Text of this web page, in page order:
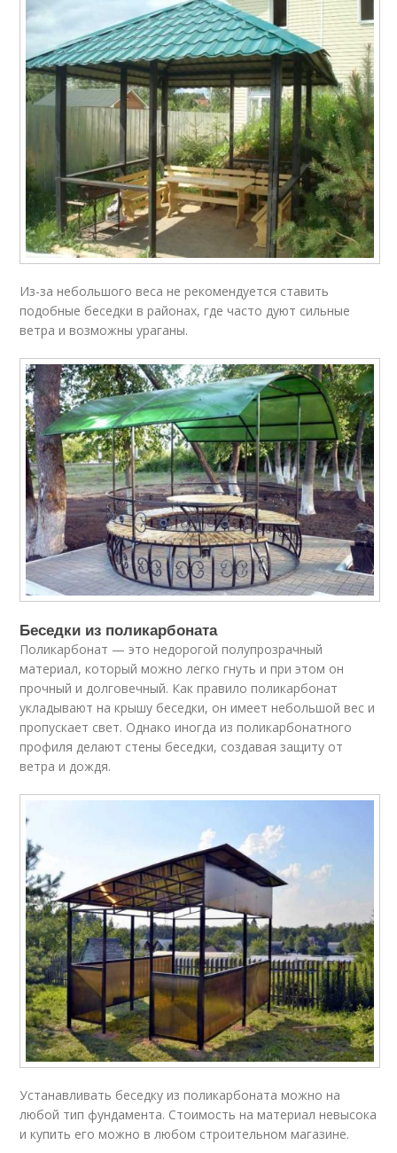
Из-за небольшого веса не рекомендуется ставить
подобные беседки в районах, где часто дуют сильные
ветра и возможны ураганы.
Беседки из поликарбоната
Поликарбонат — это недорогой полупрозрачный
материал, который можно легко гнуть и при этом он
прочный и долговечный. Как правило поликарбонат
укладывают на крышу беседки, он имеет небольшой вес и
пропускает свет. Однако иногда из поликарбонатного
профиля делают стены беседки, создавая защиту от
ветра и дождя.
Устанавливать беседку из поликарбоната можно на
любой тип фундамента. Стоимость на материал невысока
и купить его можно в любом строительном магазине.